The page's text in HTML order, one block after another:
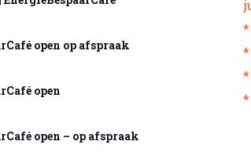
open op afspraak
open
open – op afspraak